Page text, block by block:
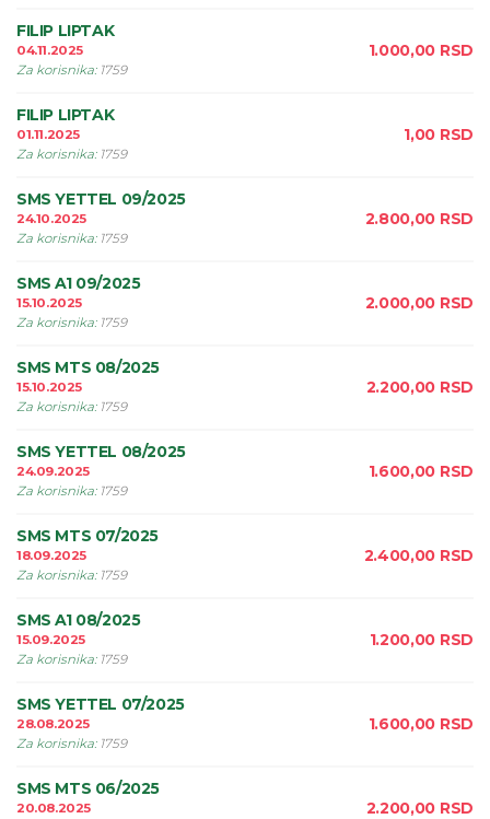
FILIP LIPTAK
04.11.2025
Za korisnika: 1759
1.000,00 RSD
FILIP LIPTAK
01.11.2025
Za korisnika: 1759
1,00 RSD
SMS YETTEL 09/2025
24.10.2025
Za korisnika: 1759
2.800,00 RSD
SMS A1 09/2025
15.10.2025
Za korisnika: 1759
2.000,00 RSD
SMS MTS 08/2025
15.10.2025
Za korisnika: 1759
2.200,00 RSD
SMS YETTEL 08/2025
24.09.2025
Za korisnika: 1759
1.600,00 RSD
SMS MTS 07/2025
18.09.2025
Za korisnika: 1759
2.400,00 RSD
SMS A1 08/2025
15.09.2025
Za korisnika: 1759
1.200,00 RSD
SMS YETTEL 07/2025
28.08.2025
Za korisnika: 1759
1.600,00 RSD
SMS MTS 06/2025
20.08.2025
2.200,00 RSD